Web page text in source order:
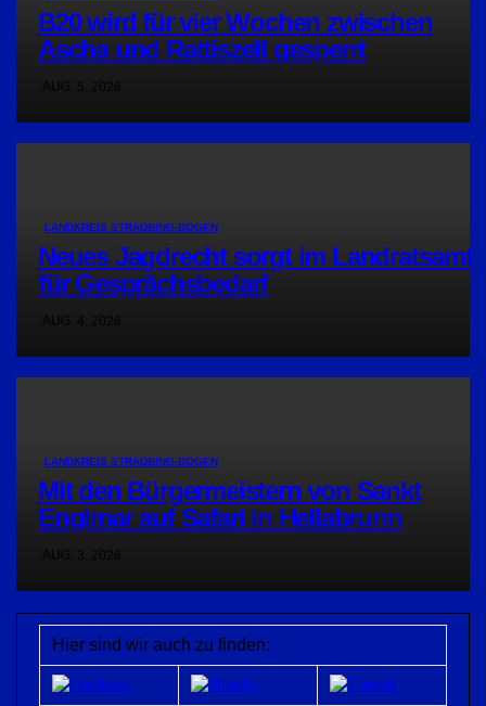
B20 wird für vier Wochen zwischen
Ascha und Rattiszell gesperrt
LANDKREIS STRAUBING-BOGEN
Neues Jagdrecht sorgt im Landratsamt
für Gesprächsbedarf
LANDKREIS STRAUBING-BOGEN
Mit den Bürgermeistern von Sankt
Englmar auf Safari in Hellabrunn
Hier sind wir auch zu finden: